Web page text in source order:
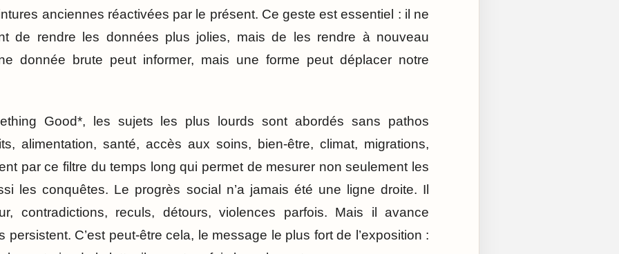
anciennes réactivées par le présent. Ce geste est essentiel : il ne
de rendre les données plus jolies, mais de les rendre à nouveau
donnée brute peut informer, mais une forme peut déplacer notre
Good*, les sujets les plus lourds sont abordés sans pathos
alimentation, santé, accès aux soins, bien-être, climat, migrations,
par ce filtre du temps long qui permet de mesurer non seulement les
les conquêtes. Le progrès social n’a jamais été une ligne droite. Il
contradictions, reculs, détours, violences parfois. Mais il avance
persistent. C’est peut-être cela, le message le plus fort de l’exposition :